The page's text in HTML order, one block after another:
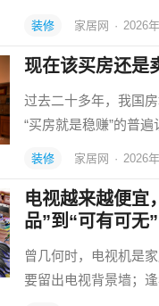
装修 家居网 · 2026
现在该买房还是
过去二十多年，我国
“买房就是稳赚”的普
装修 家居网 · 2026
电视越来越便宜
品”到“可有可无
曾几何时，电视机是
要留出电视背景墙；